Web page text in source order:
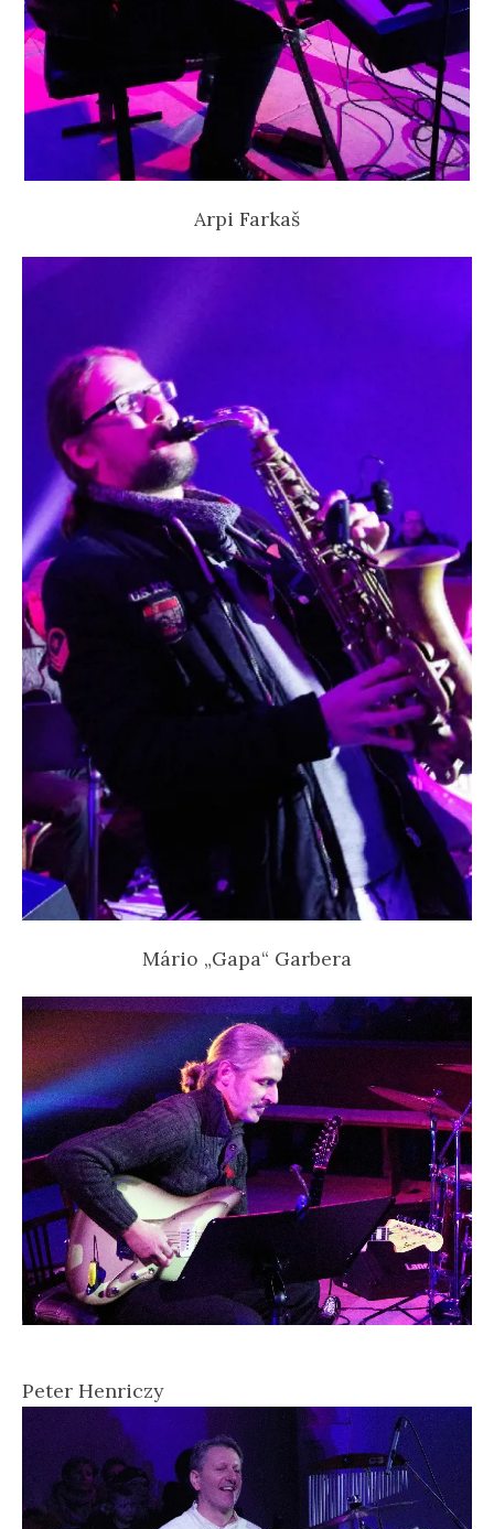
Arpi Farkaš
Mário „Gapa“ Garbera
Peter Henriczy